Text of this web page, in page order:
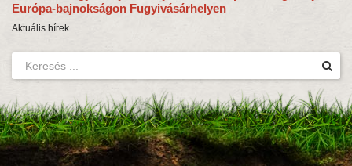
Európa-bajnokságon Fugyivásárhelyen
Aktuális hírek